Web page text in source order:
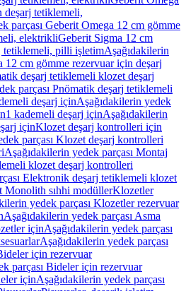
deşarj tetiklemeli,
parçası Geberit Omega 12 cm gömme
elektrikliGeberit Sigma 12 cm
tetiklemeli, pilli işletimAşağıdakilerin
12 cm gömme rezervuar için deşarj
deşarj tetiklemeli klozet deşarj
parçası Pnömatik deşarj tetiklemeli
deşarj içinAşağıdakilerin yedek
1 kademeli deşarj içinAşağıdakilerin
içinKlozet deşarj kontrolleri için
parçası Klozet deşarj kontrolleri
Aşağıdakilerin yedek parçası Montaj
klozet deşarj kontrolleri
Elektronik deşarj tetiklemeli klozet
Monolith sıhhi modüllerKlozetler
yedek parçası Klozetler rezervuar
Aşağıdakilerin yedek parçası Asma
içinAşağıdakilerin yedek parçası
Aşağıdakilerin yedek parçası
için rezervuar
parçası Bideler için rezervuar
içinAşağıdakilerin yedek parçası